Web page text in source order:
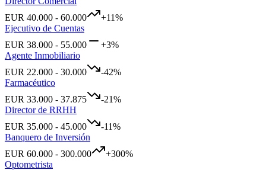
EUR 40.000 - 60.000 +11%
Ejecutivo de Cuentas
EUR 38.000 - 55.000 +3%
Agente Inmobiliario
EUR 22.000 - 30.000 -42%
Farmacéutico
EUR 33.000 - 37.875 -21%
Director de RRHH
EUR 35.000 - 45.000 -11%
Banquero de Inversión
EUR 60.000 - 300.000 +300%
Optometrista